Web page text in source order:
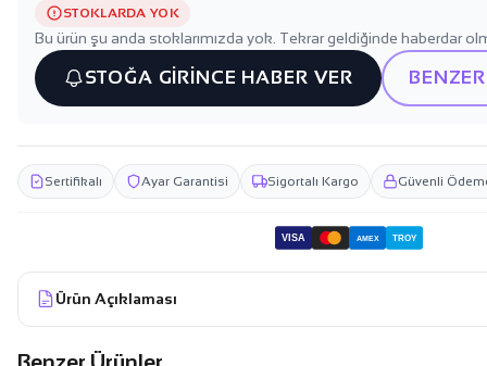
STOKLARDA YOK
Bu ürün şu anda stoklarımızda yok. Tekrar geldiğinde haberdar
STOĞA GİRİNCE HABER VER
Sertifikalı Ayar Garantisi Sigortalı Kargo Güvenli
VISA AMEX TROY
Ürün Açıklaması